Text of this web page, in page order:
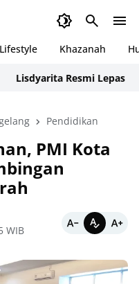
Lifestyle Khazanah
Lisdyarita Resmi Lepas
Pendidikan
PMI Kota
WIB